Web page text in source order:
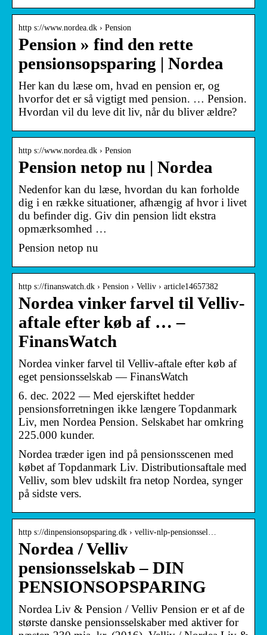
http s://www.nordea.dk › Pension
Pension » find den rette
pensionsopsparing | Nordea
Her kan du læse om, hvad en pension er, og
hvorfor det er så vigtigt med pension. … Pension.
Hvordan vil du leve dit liv, når du bliver ældre?
http s://www.nordea.dk › Pension
Pension netop nu | Nordea
Nedenfor kan du læse, hvordan du kan forholde
dig i en række situationer, afhængig af hvor i livet
du befinder dig. Giv din pension lidt ekstra
opmærksomhed …
Pension netop nu
http s://finanswatch.dk › Pension › Velliv › article14657382
Nordea vinker farvel til Velliv-
aftale efter køb af … –
FinansWatch
Nordea vinker farvel til Velliv-aftale efter køb af
eget pensionsselskab — FinansWatch
6. dec. 2022 — Med ejerskiftet hedder
pensionsforretningen ikke længere Topdanmark
Liv, men Nordea Pension. Selskabet har omkring
225.000 kunder.
Nordea træder igen ind på pensionsscenen med
købet af Topdanmark Liv. Distributionsaftale med
Velliv, som blev udskilt fra netop Nordea, synger
på sidste vers.
http s://dinpensionsopsparing.dk › velliv-nlp-pensionssel…
Nordea / Velliv
pensionsselskab – DIN
PENSIONSOPSPARING
Nordea Liv & Pension / Velliv Pension er et af de
største danske pensionsselskaber med aktiver for